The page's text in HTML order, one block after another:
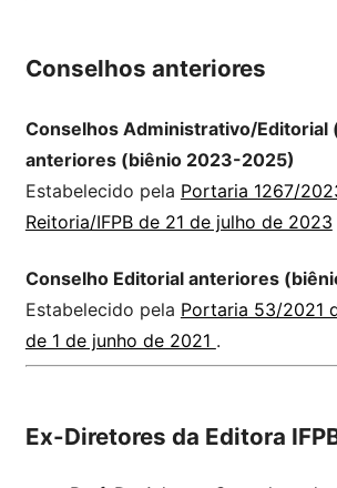
Conselhos anteriores
Conselhos Administrativo/Editorial
anteriores (biênio 2023-2025)
Estabelecido pela Portaria 1267/
Reitoria/IFPB de 21 de julho de 2023
Conselho Editorial anteriores
Estabelecido pela Portaria 53/2021
de 1 de junho de 2021 .
Ex-Diretores da Editora